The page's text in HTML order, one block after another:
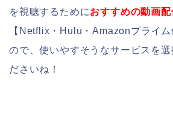
を視聴するためにおすすめの動画
【Netflix・Hulu・Amazonプライ
ので、使いやすそうなサービスを選
ださいね！